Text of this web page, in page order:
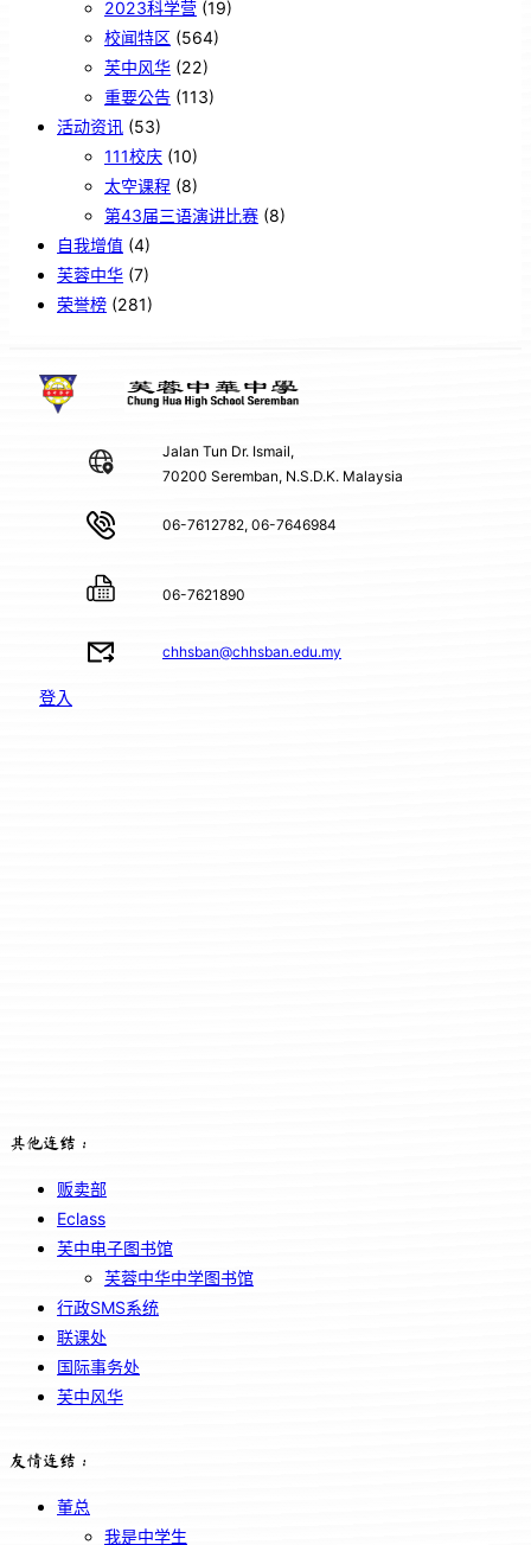
2023科学营 (19)
校闻特区 (564)
芙中风华 (22)
重要公告 (113)
活动资讯 (53)
111校庆 (10)
太空课程 (8)
第43届三语演讲比赛 (8)
自我增值 (4)
芙蓉中华 (7)
荣誉榜 (281)
Jalan Tun Dr. Ismail,
70200 Seremban, N.S.D.K. Malaysia
06-7612782, 06-7646984
06-7621890
chhsban@chhsban.edu.my
登入
其他连结：
贩卖部
Eclass
芙中电子图书馆
芙蓉中华中学图书馆
行政SMS系统
联课处
国际事务处
芙中风华
友情连结：
董总
我是中学生